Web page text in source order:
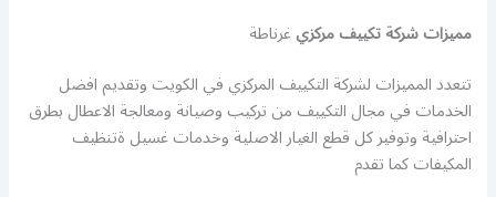
مميزات شركة تكييف مركزيغرناطة
تتعدد المميزات لشركة التكييف المركزي في الكويت وتقديم افضل
الخدمات في مجال التكييف من تركيب وصيانة ومعالجة الاعطال بطرق
احترافية وتوفير كل قطع الغيار الاصلية وخدمات غسيل ةتنظيف
المكيفات كما تقدم